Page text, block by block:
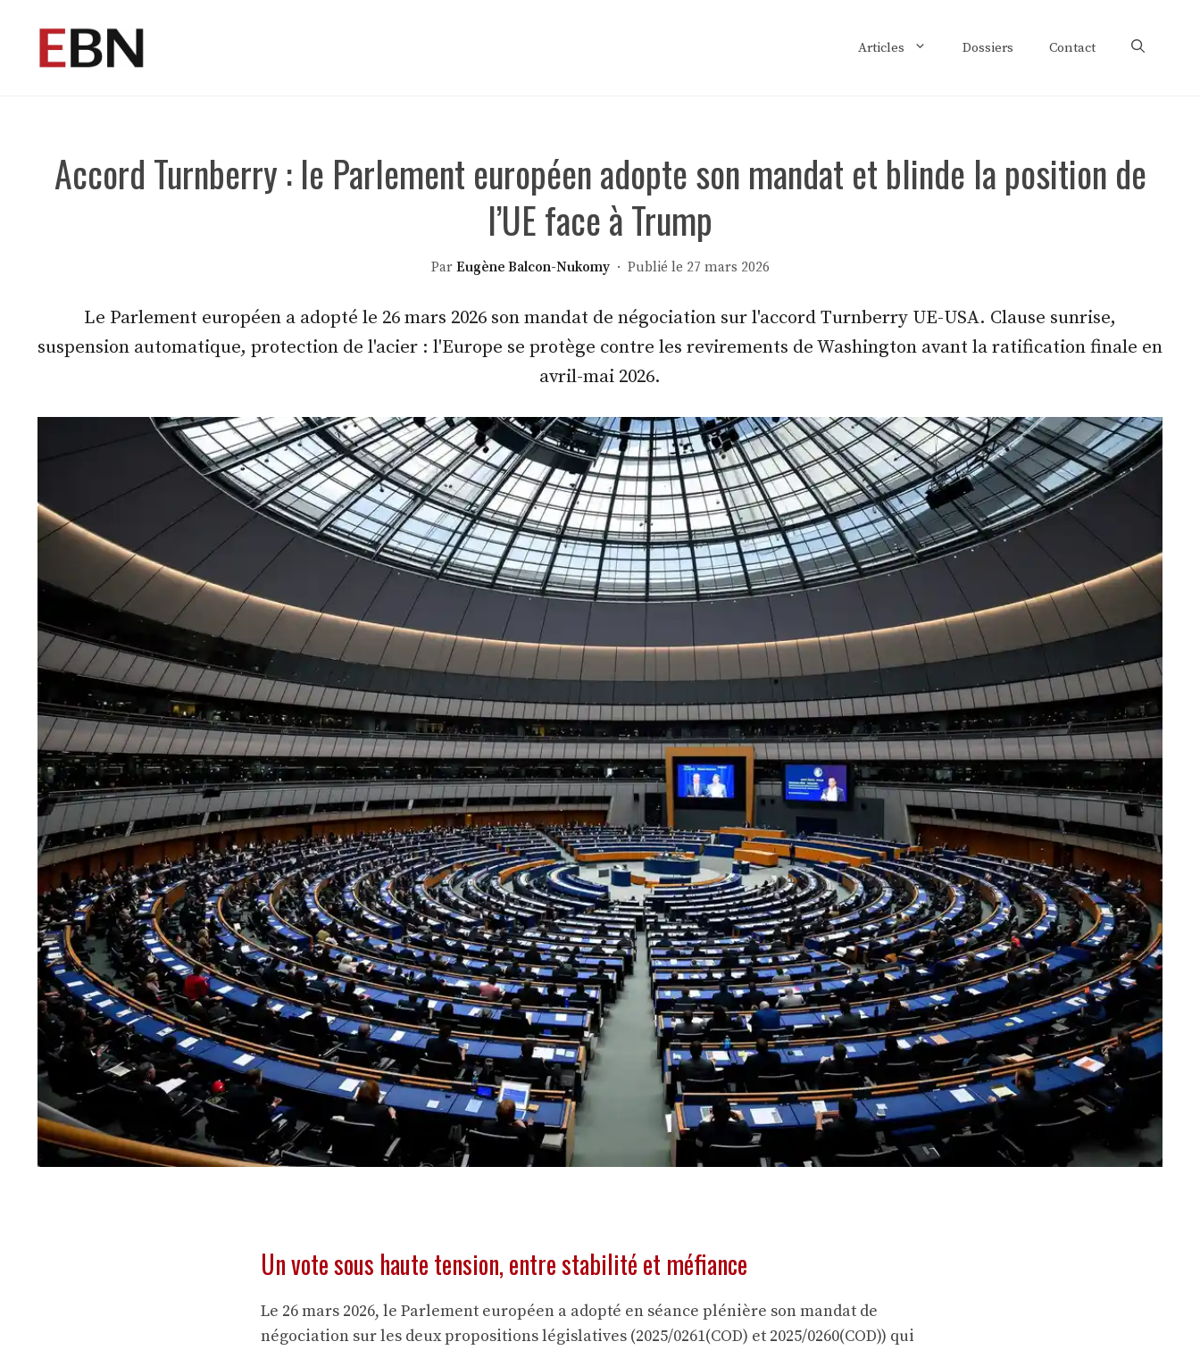
contenu
Articles Dossiers Contact
Accord Turnberry : le Parlement européen adopte son mandat et blinde la position de
l’UE face à Trump
Par Eugène Balcon-Nukomy· Publié le 27 mars 2026
Le Parlement européen a adopté le 26 mars 2026 son mandat de négociation sur l'accord Turnberry UE-USA. Clause sunrise,
suspension automatique, protection de l'acier : l'Europe se protège contre les revirements de Washington avant la ratification finale en
avril-mai 2026.
Un vote sous haute tension, entre stabilité et méfiance
Le 26 mars 2026, le Parlement européen a adopté en séance plénière son mandat de
négociation sur les deux propositions législatives (2025/0261(COD) et 2025/0260(COD)) qui